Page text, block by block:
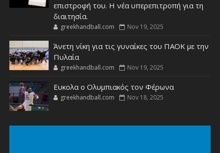
επιστροφή του. Η νέα υπερεπιτροπή για τη
διαιτησία.
greekhandball.com Nov 19, 2025
Άνετη νίκη για τις γυναίκες του ΠΑΟΚ με την
Πυλαία
greekhandball.com Nov 19, 2025
Ευκολα ο Ολυμπιακός τον Φέρωνα
greekhandball.com Nov 18, 2025